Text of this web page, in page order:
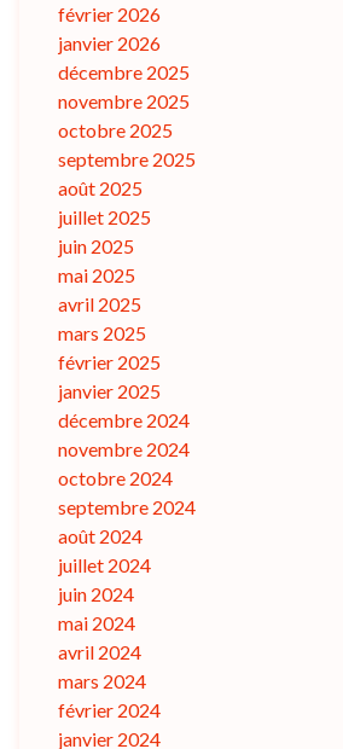
février 2026
janvier 2026
décembre 2025
novembre 2025
octobre 2025
septembre 2025
août 2025
juillet 2025
juin 2025
mai 2025
avril 2025
mars 2025
février 2025
janvier 2025
décembre 2024
novembre 2024
octobre 2024
septembre 2024
août 2024
juillet 2024
juin 2024
mai 2024
avril 2024
mars 2024
février 2024
janvier 2024